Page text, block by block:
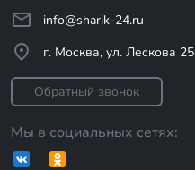
info@sharik-24.ru
г. Москва, ул. Лескова 25
Обратный звонок
Мы в социальных сетях: